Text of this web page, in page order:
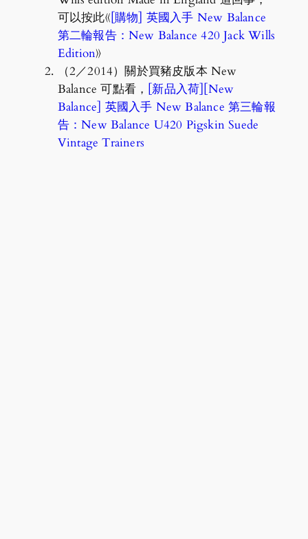
可以按此《[購物] 英國入手 New Balance
第二輪報告：New Balance 420 Jack Wills
Edition》
（2／2014）關於買豬皮版本 New
Balance 可點看， [新品入荷][New
Balance] 英國入手 New Balance 第三輪報
告：New Balance U420 Pigskin Suede
Vintage Trainers